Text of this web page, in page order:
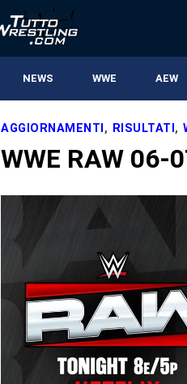
NEWS WWE AEW
AGGIORNAMENTI, RISULTATI,
WWE RAW